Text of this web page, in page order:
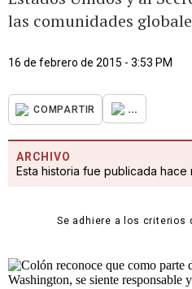
las comunidades
16 de febrero de 2015 - 3:53 PM
COMPARTIR ...
ARCHIVO
Esta historia fue publicada hace
Se adhiere a los criterios